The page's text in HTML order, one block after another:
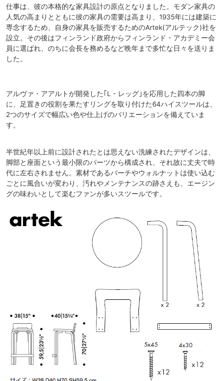
仕事は、彼の本格的な家具設計の原点となりました。モダン家具の
人気の高まりとともに彼の家具の需要は高まり、1935年には建築に
専念するため、自身の家具を販売するためのArtek(アルテック)社を
設立。その後はフィンランド政府からフィンランド・アカデミー会
員に選ばれ、のちに会長を務めるなど晩年まで多忙な日々を送りま
した。
アルヴァ・アアルトが開発した｢L - レッグ｣を応用した四本の脚
に、足置きの役割を果たすリングを取り付けた64ハイスツールは、
2つのサイズで幅広い色や仕上げのバリエーションを備えていま
す。
半世紀年以上前に設計されたとは思えない洗練されたデザインは、
脚部と座面という最小限のパーツから構成され、それ故に丈夫で時
代に左右されません。素材であるバーチやウォルナットは使い込む
ごとに風合いが変わり、汚れやメンテナンスの跡さえも、エージン
グの味わいとして楽むファンが多いスツールです。